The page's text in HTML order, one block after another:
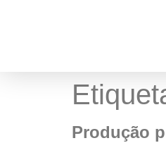
Produção